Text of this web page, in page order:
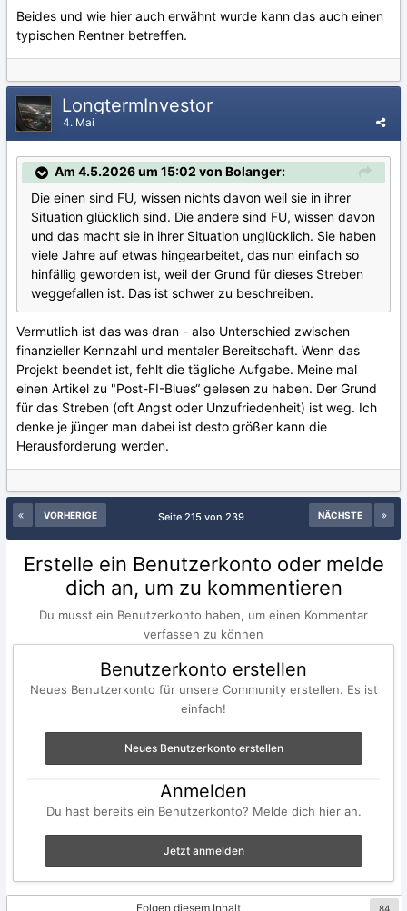
Beides und wie hier auch erwähnt wurde kann das auch einen
typischen Rentner betreffen.
LongtermInvestor
4. Mai
Am 4.5.2026 um 15:02 von Bolanger:
Die einen sind FU, wissen nichts davon weil sie in ihrer
Situation glücklich sind. Die andere sind FU, wissen davon
und das macht sie in ihrer Situation unglücklich. Sie haben
viele Jahre auf etwas hingearbeitet, das nun einfach so
hinfällig geworden ist, weil der Grund für dieses Streben
weggefallen ist. Das ist schwer zu beschreiben.
Vermutlich ist das was dran - also Unterschied zwischen
finanzieller Kennzahl und mentaler Bereitschaft. Wenn das
Projekt beendet ist, fehlt die tägliche Aufgabe. Meine mal
einen Artikel zu "Post-FI-Blues“ gelesen zu haben. Der Grund
für das Streben (oft Angst oder Unzufriedenheit) ist weg. Ich
denke je jünger man dabei ist desto größer kann die
Herausforderung werden.
VORHERIGE NÄCHSTE
Seite 215 von 239
Erstelle ein Benutzerkonto oder melde
dich an, um zu kommentieren
Du musst ein Benutzerkonto haben, um einen Kommentar
verfassen zu können
Benutzerkonto erstellen
Neues Benutzerkonto für unsere Community erstellen. Es ist
einfach!
Neues Benutzerkonto erstellen
Anmelden
Du hast bereits ein Benutzerkonto? Melde dich hier an.
Jetzt anmelden
Folgen diesem Inhalt 84